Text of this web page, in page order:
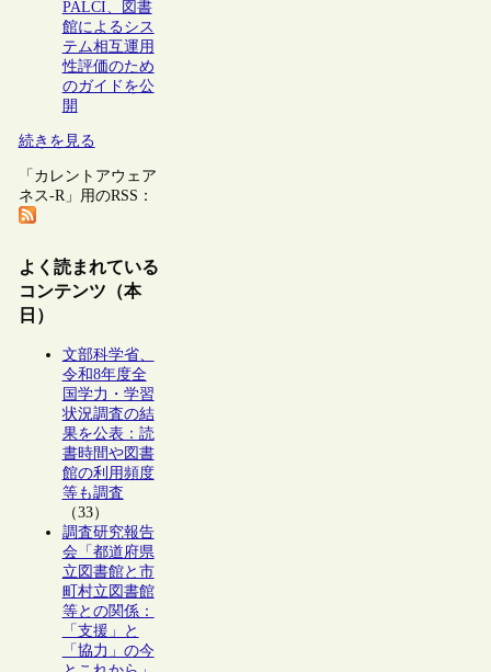
PALCI、図書
館によるシス
テム相互運用
性評価のため
のガイドを公
開
続きを見る
「カレントアウェア
ネス-R」用のRSS：
よく読まれている
コンテンツ（本
日）
文部科学省、
令和8年度全
国学力・学習
状況調査の結
果を公表：読
書時間や図書
館の利用頻度
等も調査
（33）
調査研究報告
会「都道府県
立図書館と市
町村立図書館
等との関係：
「支援」と
「協力」の今